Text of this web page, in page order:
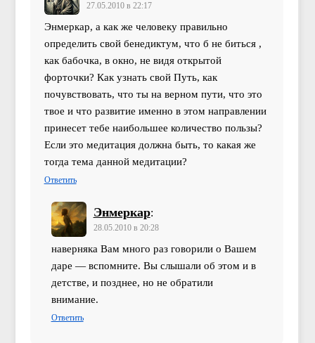
27.05.2010 в 22:17
Энмеркар, а как же человеку правильно
определить свой бенедиктум, что б не биться ,
как бабочка, в окно, не видя открытой
форточки? Как узнать свой Путь, как
почувствовать, что ты на верном пути, что это
твое и что развитие именно в этом направлении
принесет тебе наибольшее количество пользы?
Если это медитация должна быть, то какая же
тогда тема данной медитации?
Ответить
Энмеркар:
28.05.2010 в 20:28
наверняка Вам много раз говорили о Вашем
даре — вспомните. Вы слышали об этом и в
детстве, и позднее, но не обратили
внимание.
Ответить